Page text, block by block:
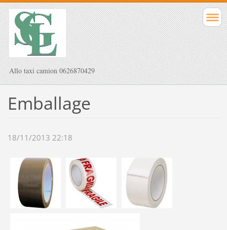
Allo taxi camion 0626870429
Emballage
18/11/2013 22:18